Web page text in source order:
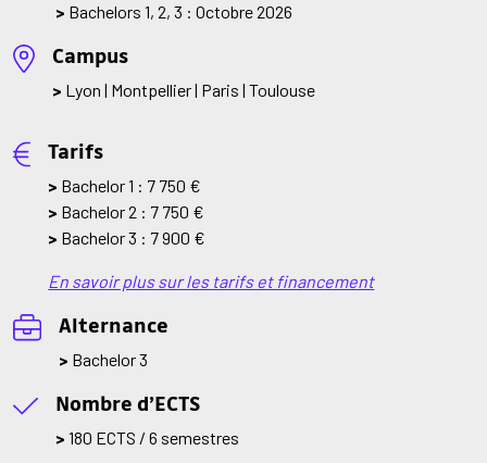
> Bachelors 1, 2, 3 : Octobre 2026
Campus
> Lyon | Montpellier | Paris | Toulouse
Tarifs
> Bachelor 1 : 7 750 €
> Bachelor 2 : 7 750 €
> Bachelor 3 : 7 900 €
En savoir plus sur les tarifs et financement
Alternance
> Bachelor 3
Nombre d’ECTS
> 180 ECTS / 6 semestres